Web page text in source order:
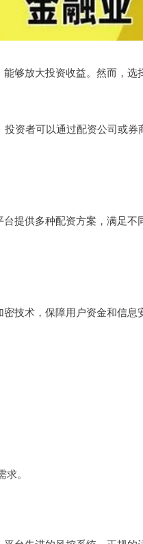
够放大投资收益。然而，选
资者可以通过配资公司或
提供多种配资方案，满足不
技术，保障用户资金和信
。